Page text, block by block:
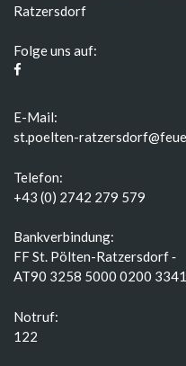
Ratzersdorf
Folge uns auf:
E-Mail:
st.poelten-
Telefon:
+43 (0) 2742 279 579
Bankverbindung:
FF St. Pölten-Ratzersdorf ‑
AT90 3258 5000 0200 3341
Notruf:
122